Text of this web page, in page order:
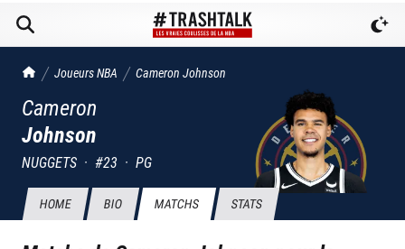
TrashTalk Actu NBA
Joueurs NBA Cameron Johnson
Cameron
Johnson
NUGGETS · #23 · PG
HOME BIO MATCHS STATS